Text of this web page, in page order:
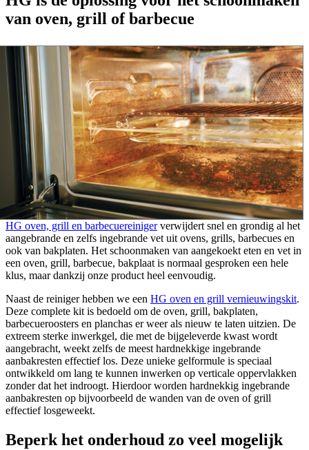
van oven, grill of barbecue
HG oven, grill en barbecuereinigerverwijdert snel en grondig al het
aangebrande en zelfs ingebrande vet uit ovens, grills, barbecues en
ook van bakplaten. Het schoonmaken van aangekoekt eten en vet in
een oven, grill, barbecue, bakplaat is normaal gesproken een hele
klus, maar dankzij onze product heel eenvoudig.
Naast de reiniger hebben we een HG oven en grill vernieuwingskit.
Deze complete kit is bedoeld om de oven, grill, bakplaten,
barbecueroosters en planchas er weer als nieuw te laten uitzien. De
extreem sterke inwerkgel, die met de bijgeleverde kwast wordt
aangebracht, weekt zelfs de meest hardnekkige ingebrande
aanbakresten effectief los. Deze unieke gelformule is speciaal
ontwikkeld om lang te kunnen inwerken op verticale oppervlakken
zonder dat het indroogt. Hierdoor worden hardnekkig ingebrande
aanbakresten op bijvoorbeeld de wanden van de oven of grill
effectief losgeweekt.
Beperk het onderhoud zo veel mogelijk